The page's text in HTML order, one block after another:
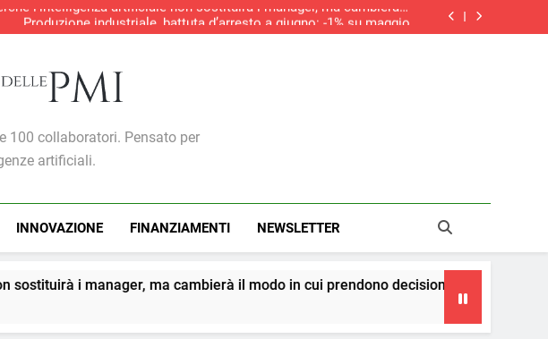
modo in cui prendono decisioni
Produzione industriale, battuta d’arresto a giugno: -1% su maggio
S&P Global PMI®: malgrado la ripresa dei nuovi ordini, si allunga la
Produzione industriale, battuta d’arresto a giugno: -1% su maggio
S&P Global PMI®: malgrado la ripresa dei nuovi ordini, si allunga la
100 collaboratori. Pensato per
artificiali.
INNOVAZIONE FINANZIAMENTI NEWSLETTER
ma cambierà il modo in cui prendono decisioni La teoria dei
4 Giorni Ago